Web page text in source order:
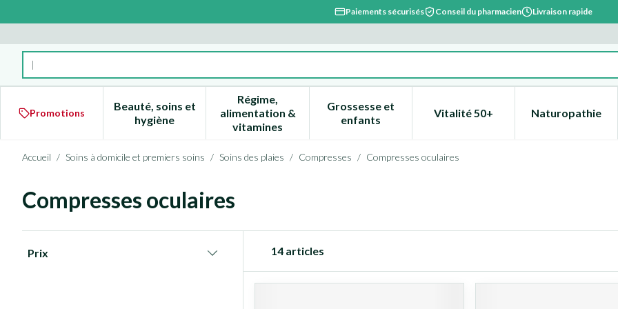
Paiements sécurisés Conseil du pharmacien Livraison rapide
Rechercher
Promotions
Beauté, soins et
hygièneAfficher le sous-menu pour la catégorie Beauté, soins et hygiène
Régime,
alimentation &
vitamines
Afficher le sous-menu pour la catégorie Régime, alimentation &
Grossesse et
enfantsAfficher le sous-menu pour la catégorie
Vitalité 50+Afficher le sous-menu pour la
Naturopathie
Afficher
Accueil / Soins à domicile et premiers soins / Soins des plaies / Compresses / Compresses oculaires
Compresses oculaires
Prix
14 articles